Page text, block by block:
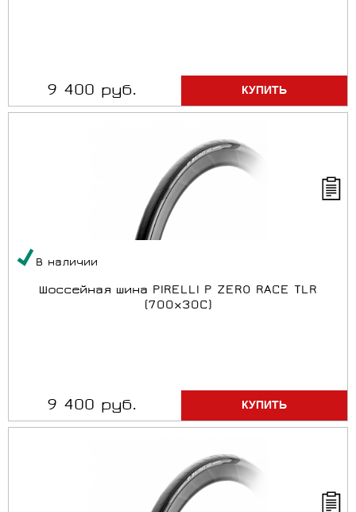
9 400 руб.
В наличии
Шоссейная шина PIRELLI P ZERO RACE TLR
(700x30C)
9 400 руб.